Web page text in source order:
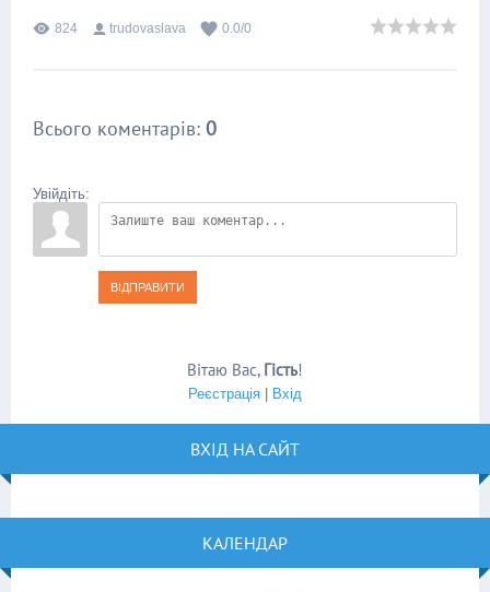
824 trudovaslava 0.0/0
Всього коментарів: 0
Увійдіть:
ВІДПРАВИТИ
Вітаю Вас, Гість!
Реєстрація Вхід
ВХІД НА САЙТ
КАЛЕНДАР